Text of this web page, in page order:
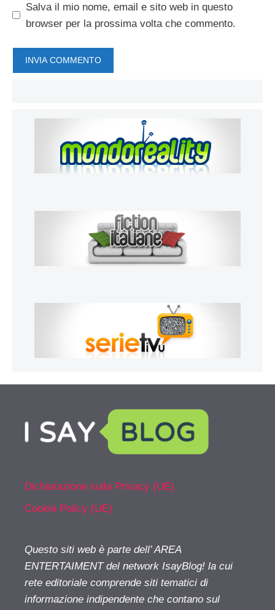
Salva il mio nome, email e sito web in questo
browser per la prossima volta che commento.
Dichiarazione sulla Privacy (UE)
Cookie Policy (UE)
Questo siti web è parte dell’ AREA
ENTERTAIMENT del network IsayBlog! la cui
rete editoriale comprende siti tematici di
informazione indipendente che contano sul